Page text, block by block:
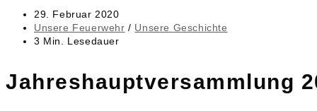
Beitrag
veröffentlicht:
29. Februar 2020
Beitrags-
Kategorie:
Unsere Feuerwehr / Unsere Geschichte
Lesedauer:
3 Min. Lesedauer
Jahreshauptversammlung